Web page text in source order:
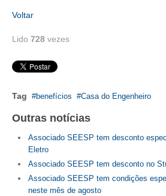
HOMOLOGAÇÕES
PISO SALARIAL
FIQUE POR DENTRO
APRESENTAÇÃO
EMPREGO E ESTÁGIO
CARREIRA
AUTÔNOMOS E SERVIÇOS
Voltar
Lido 728 vezes
Tag benefícios Casa do Engenheiro
Outras notícias
Associado SEESP tem desconto
Eletro
Associado SEESP tem desconto no
Associado SEESP tem condições
neste mês de agosto